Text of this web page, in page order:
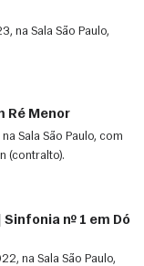
na Sala São Paulo,
Ré Menor
Sala São Paulo, com
(contralto).
nº 1 em Dó
na Sala São Paulo,